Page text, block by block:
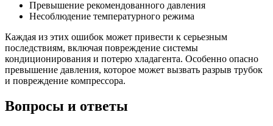
Превышение рекомендованного давления
Несоблюдение температурного режима
Каждая из этих ошибок может привести к серьезным
последствиям, включая повреждение системы
кондиционирования и потерю хладагента. Особенно опасно
превышение давления, которое может вызвать разрыв трубок
и повреждение компрессора.
Вопросы и ответы